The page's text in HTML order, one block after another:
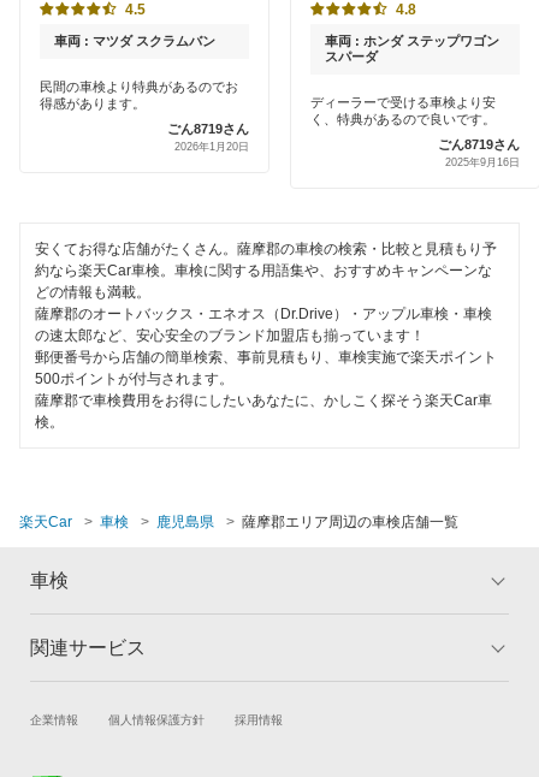
出水市
鹿屋市
肝属郡
霧島市
薩摩川内市
曽於郡
垂水市
日置市
輸入車OK
ハイブリッド車OK
コンピューター診断
閉じる
4.5
車両 : マツダ スクラムバン
民間の車検より特典があるのでお
得感があります。
ごん8719さん
2026年1月20日
4.8
車両 : ホンダ ステップワゴン
スパーダ
ディーラーで受ける車検より安
く、特典があるので良いです。
ごん8719さん
2025年9月16日
安くてお得な店舗がたくさん。薩摩郡の車検の検索・比較と見積もり予
約なら楽天Car車検。車検に関する用語集や、おすすめキャンペーンな
どの情報も満載。
薩摩郡のオートバックス・エネオス（Dr.Drive）・アップル車検・車検
の速太郎など、安心安全のブランド加盟店も揃っています！
郵便番号から店舗の簡単検索、事前見積もり、車検実施で楽天ポイント
500ポイントが付与されます。
薩摩郡で車検費用をお得にしたいあなたに、かしこく探そう楽天Car車
検。
楽天Car 車検 鹿児島県 薩摩郡エリア周辺の車検店舗一覧
車検
トップ
車検の基礎知識 キャンペーン一覧
関連サービス
試乗・商談 新車購入
企業情報 個人情報保護方針 採用情報